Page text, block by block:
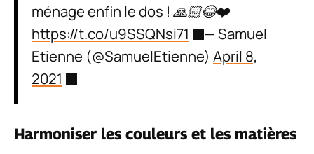
ménage enfin le dos ! 🙏🏻😂❤️
https://t.co/u9SSQNsi71
— Samuel
Etienne (@SamuelEtienne) April 8,
2021
Harmoniser les couleurs et les matières